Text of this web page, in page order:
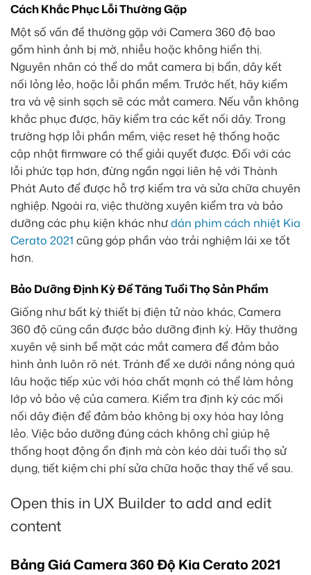
Cách Khắc Phục Lỗi Thường Gặp
Một số vấn đề thường gặp với Camera 360 độ bao
gồm hình ảnh bị mờ, nhiễu hoặc không hiển thị.
Nguyên nhân có thể do mắt camera bị bẩn, dây kết
nối lỏng lẻo, hoặc lỗi phần mềm. Trước hết, hãy kiểm
tra và vệ sinh sạch sẽ các mắt camera. Nếu vẫn không
khắc phục được, hãy kiểm tra các kết nối dây. Trong
trường hợp lỗi phần mềm, việc reset hệ thống hoặc
cập nhật firmware có thể giải quyết được. Đối với các
lỗi phức tạp hơn, đừng ngần ngại liên hệ với Thành
Phát Auto để được hỗ trợ kiểm tra và sửa chữa chuyên
nghiệp. Ngoài ra, việc thường xuyên kiểm tra và bảo
dưỡng các phụ kiện khác nhưdán phim cách nhiệt Kia
Cerato 2021 cũng góp phần vào trải nghiệm lái xe tốt
hơn.
Bảo Dưỡng Định Kỳ Để Tăng Tuổi Thọ Sản Phẩm
Giống như bất kỳ thiết bị điện tử nào khác, Camera
360 độ cũng cần được bảo dưỡng định kỳ. Hãy thường
xuyên vệ sinh bề mặt các mắt camera để đảm bảo
hình ảnh luôn rõ nét. Tránh để xe dưới nắng nóng quá
lâu hoặc tiếp xúc với hóa chất mạnh có thể làm hỏng
lớp vỏ bảo vệ của camera. Kiểm tra định kỳ các mối
nối dây điện để đảm bảo không bị oxy hóa hay lỏng
lẻo. Việc bảo dưỡng đúng cách không chỉ giúp hệ
thống hoạt động ổn định mà còn kéo dài tuổi thọ sử
dụng, tiết kiệm chi phí sửa chữa hoặc thay thế về sau.
Open this in UX Builder to add and edit
content
Bảng Giá Camera 360 Độ Kia Cerato 2021